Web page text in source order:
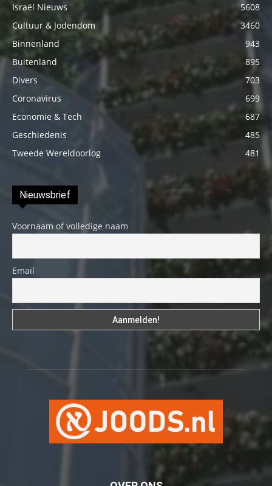
Israël Nieuws
5608
Cultuur & Jodendom
3460
Binnenland
943
Buitenland
895
Divers
703
Coronavirus
699
Economie & Tech
687
Geschiedenis
485
Tweede Wereldoorlog
481
Nieuwsbrief
Voornaam of volledige naam
Email